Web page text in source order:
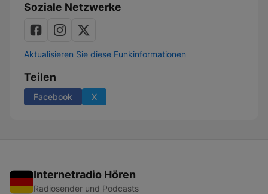
Soziale Netzwerke
Aktualisieren Sie diese Funkinformationen
Teilen
Facebook X
Internetradio Hören
Radiosender und Podcasts